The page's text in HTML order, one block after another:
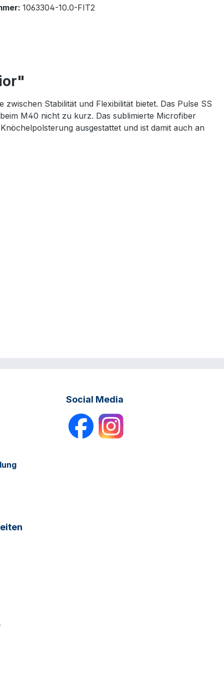
1063304-10.0-FIT2
Stabilität und Flexibilität bietet. Das Pulse SS
M40 nicht zu kurz. Das sublimierte Microfiber
ausgestattet und ist damit auch an
Social Media